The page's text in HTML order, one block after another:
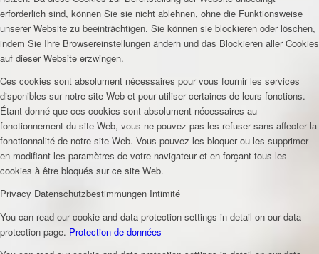
erforderlich sind, können Sie sie nicht ablehnen, ohne die Funktionsweise
unserer Website zu beeinträchtigen. Sie können sie blockieren oder löschen,
indem Sie Ihre Browsereinstellungen ändern und das Blockieren aller Cookies
auf dieser Website erzwingen.
Ces cookies sont absolument nécessaires pour vous fournir les services
disponibles sur notre site Web et pour utiliser certaines de leurs fonctions.
Étant donné que ces cookies sont absolument nécessaires au
fonctionnement du site Web, vous ne pouvez pas les refuser sans affecter la
fonctionnalité de notre site Web. Vous pouvez les bloquer ou les supprimer
en modifiant les paramètres de votre navigateur et en forçant tous les
cookies à être bloqués sur ce site Web.
Privacy Datenschutzbestimmungen Intimité
You can read our cookie and data protection settings in detail on our data
protection page. Protection de données